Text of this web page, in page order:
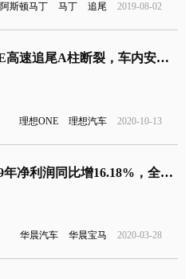
阿斯顿马丁 马丁 追尾 2019-08-02
理想ONE高速追尾A柱断裂，车内安全气囊无一弹出
理想ONE 理想汽车 2020-10-13
华晨2019年净利润同比增16.18%，全靠宝马维持生存
华晨汽车 华晨宝马 2020-03-28